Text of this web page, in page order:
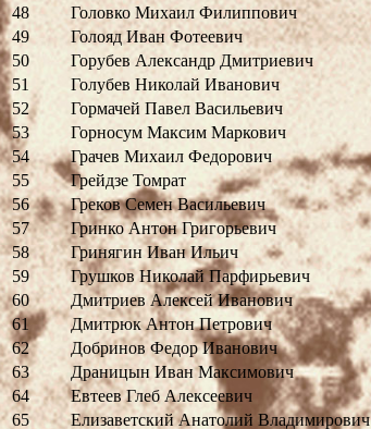
48
Головко Михаил Филиппович
49
Голояд Иван Фотеевич
50
Горубев Александр Дмитриевич
51
Голубев Николай Иванович
52
Гормачей Павел Васильевич
53
Горносум Максим Маркович
54
Грачев Михаил Федорович
55
Грейдзе Томрат
56
Греков Семен Васильевич
57
Гринко Антон Григорьевич
58
Гринягин Иван Ильич
59
Грушков Николай Парфирьевич
60
Дмитриев Алексей Иванович
61
Дмитрюк Антон Петрович
62
Добринов Федор Иванович
63
Драницын Иван Максимович
64
Евтеев Глеб Алексеевич
65
Елизаветский Анатолий Владимирович